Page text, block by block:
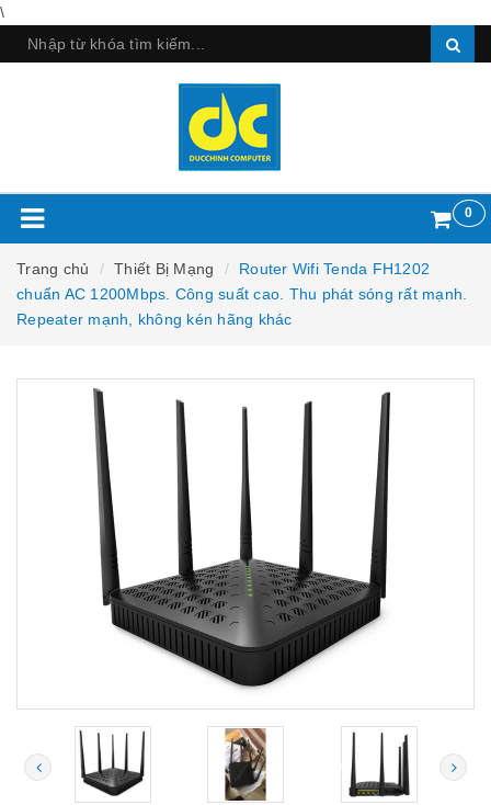
\
0
Trang chủ Thiết Bị Mạng
Router Wifi Tenda FH1202
chuẩn AC 1200Mbps. Công suất cao. Thu phát sóng rất mạnh.
Repeater mạnh, không kén hãng khác